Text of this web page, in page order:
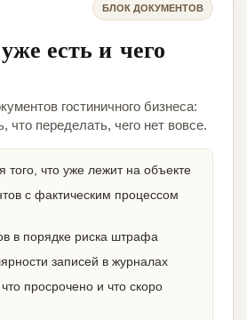
БЛОК ДОКУМЕНТОВ
есть и чего
гостиничного бизнеса:
что переделать, чего нет вовсе.
того, что уже лежит на объекте
с фактическим процессом
в порядке риска штрафа
записей в журналах
просрочено и что скоро